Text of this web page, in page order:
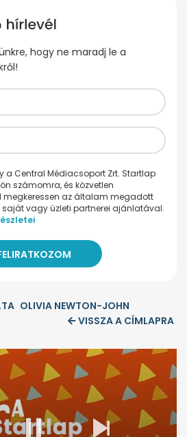
hogy ne maradj le a
a Central Médiacsoport Zrt. Startlap
számomra, és közvetlen
megkeressen az általam megadott
saját vagy üzleti partnerei ajánlatával.
OLIVIA NEWTON-JOHN
VISSZA A CÍMLAPRA